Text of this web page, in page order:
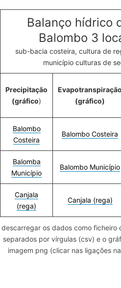
Balanço hídrico
Balombo 3
sub-bacia costeira, cultura de
município culturas de
Precipitação
(gráfico)
Evapotranspiração
(gráfico)
Balombo
Costeira
Balombo Costeira
Balomba
Município
Balombo Município
Canjala
(rega)
Canjala (rega)
descarregar os dados como ficheiro
separados por vírgulas (csv) e o
imagem png (clicar nas ligações